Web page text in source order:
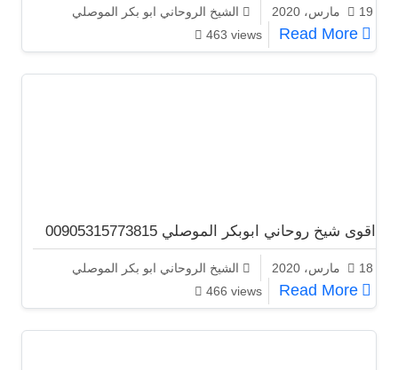
19 مارس، 2020
الشيخ الروحاني ابو بكر الموصلي
463 views
Read More
جلب الحبيب للزواج الشيخ الموصلي 00905315773815
اقوى شيخ روحاني ابوبكر الموصلي 00905315773815
18 مارس، 2020
الشيخ الروحاني ابو بكر الموصلي
466 views
Read More
اقوى شيخ روحاني ابوبكر الموصلي 00905315773815